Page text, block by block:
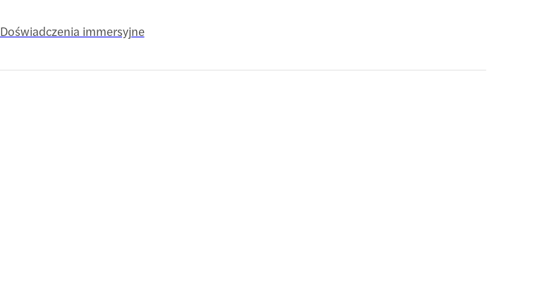
Doświadczenia immersyjne